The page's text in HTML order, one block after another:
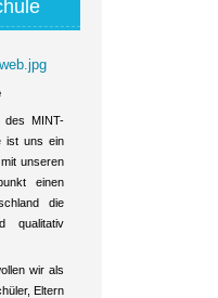
des MINT-
ist uns ein
unseren
einen
die
qualitativ
wir als
Eltern